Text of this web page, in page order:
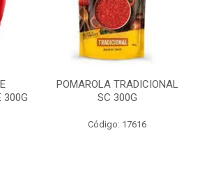
300G
POMAROLA TRADICIONAL
SC 300G
Código: 17616